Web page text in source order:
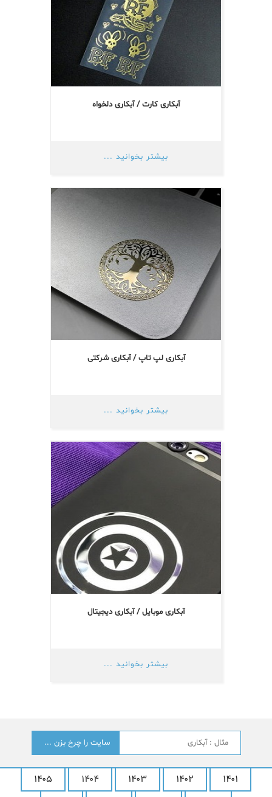
آبکاری کارت / آبکاری دلخواه
بیشتر بخوانید ...
آبکاری لپ تاپ / آبکاری شرکتی
بیشتر بخوانید ...
آبکاری موبایل / آبکاری دیجیتال
بیشتر بخوانید ...
جستجو
۱۴۰۵ ۱۴۰۴ ۱۴۰۳ ۱۴۰۲
۱۴۰۱